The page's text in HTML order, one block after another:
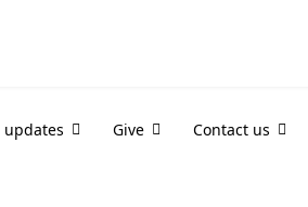
updates Give Contact us